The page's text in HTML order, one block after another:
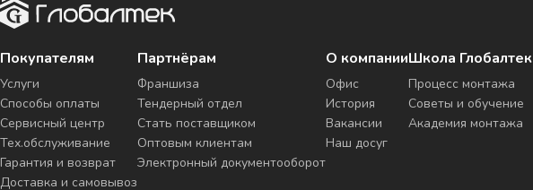
Покупателям
Услуги
Способы оплаты
Сервисный центр
Тех.обслуживание
Гарантия и возврат
Доставка и самовывоз
Партнёрам
Франшиза
Тендерный отдел
Стать поставщиком
Оптовым клиентам
Электронный документооборот
О компании
Офис
История
Вакансии
Наш досуг
Школа Глобалтек
Процесс монтажа
Советы и обучение
Академия монтажа